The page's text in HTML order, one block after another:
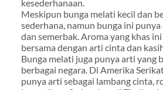
kesederhanaan.
Meskipun bunga melati kecil dan
sederhana, namun bunga ini
dan semerbak. Aroma yang khas
bersama dengan arti cinta dan
Bunga melati juga punya arti yang
berbagai negara. Di Amerika
punya arti sebagai lambang cinta,